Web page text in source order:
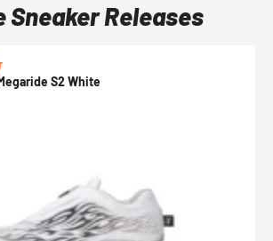
Releases
S2 White